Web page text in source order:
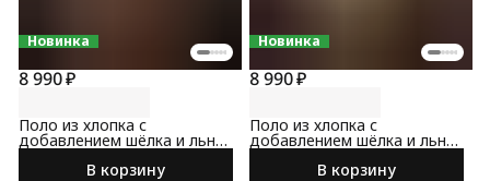
Новинка
8 990 ₽
Поло из хлопка с
добавлением шёлка и льна
коричневого цвета
В корзину
Новинка
8 990 ₽
Поло из хлопка с
добавлением шёлка и льна
серого цвета
В корзину